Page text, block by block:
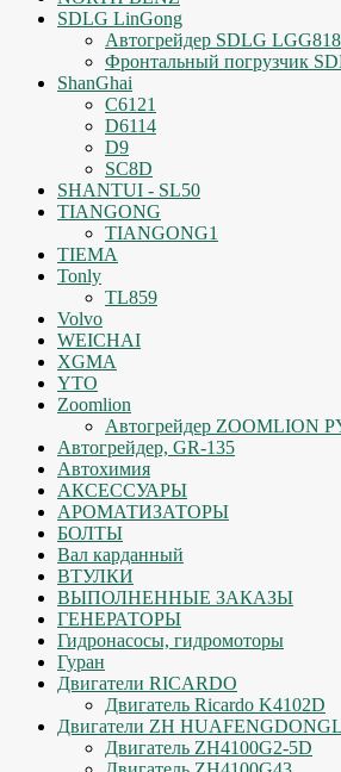
SDLG LinGong
Автогрейдер SDLG
Фронтальный погрузчик
ShanGhai
C6121
D6114
D9
SC8D
SHANTUI - SL50
TIANGONG
TIANGONG1
TIEMA
Tonly
TL859
Volvo
WEICHAI
XGMA
YTO
Zoomlion
Автогрейдер ZOOMLION
Автогрейдер, GR-135
Автохимия
АКСЕССУАРЫ
АРОМАТИЗАТОРЫ
БОЛТЫ
Вал карданный
ВТУЛКИ
ВЫПОЛНЕННЫЕ ЗАКАЗЫ
ГЕНЕРАТОРЫ
Гидронасосы, гидромоторы
Гуран
Двигатели RICARDO
Двигатель Ricardo K4102D
Двигатели ZH
Двигатель ZH4100G2-5D